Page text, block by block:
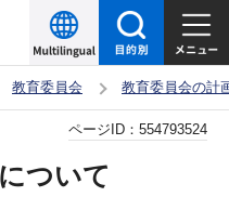
教育委員会 教育委員会の計
ついて
ページID： 554793524